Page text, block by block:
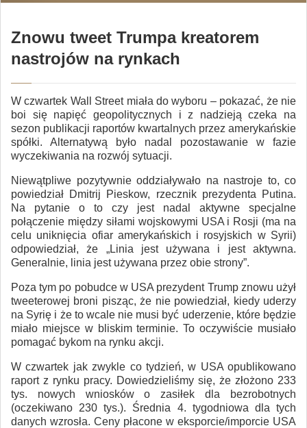
Znowu tweet Trumpa kreatorem
nastrojów na rynkach
W czwartek Wall Street miała do wyboru – pokazać, że nie
boi się napięć geopolitycznych i z nadzieją czeka na
sezon publikacji raportów kwartalnych przez amerykańskie
spółki. Alternatywą było nadal pozostawanie w fazie
wyczekiwania na rozwój sytuacji.
Niewątpliwe pozytywnie oddziaływało na nastroje to, co
powiedział Dmitrij Pieskow, rzecznik prezydenta Putina.
Na pytanie o to czy jest nadal aktywne specjalne
połączenie między siłami wojskowymi USA i Rosji (ma na
celu uniknięcia ofiar amerykańskich i rosyjskich w Syrii)
odpowiedział, że „Linia jest używana i jest aktywna.
Generalnie, linia jest używana przez obie strony”.
Poza tym po pobudce w USA prezydent Trump znowu użył
tweeterowej broni pisząc, że nie powiedział, kiedy uderzy
na Syrię i że to wcale nie musi być uderzenie, które będzie
miało miejsce w bliskim terminie. To oczywiście musiało
pomagać bykom na rynku akcji.
W czwartek jak zwykle co tydzień, w USA opublikowano
raport z rynku pracy. Dowiedzieliśmy się, że złożono 233
tys. nowych wniosków o zasiłek dla bezrobotnych
(oczekiwano 230 tys.). Średnia 4. tygodniowa dla tych
danych wzrosła. Ceny płacone w eksporcie/imporcie USA